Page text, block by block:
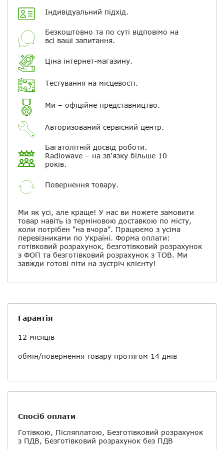
Індивідуальний підхід.
Безкоштовно та по суті відповімо на
всі ваші запитання.
Ціна інтернет-магазину.
Тестування на місцевості.
Ми – офіційне представництво.
Авторизований сервісний центр.
Багатолітній досвід роботи.
Radiowave – на зв'язку більше 10
років.
Повернення товару.
Ми як усі, але краще! У нас ви можете замовити
товар навіть із терміновою доставкою по місту,
коли потрібен "на вчора". Працюємо з усіма
перевізниками по Україні. Форма оплати:
готівковий розрахунок, безготівковий розрахунок
з ФОП та безготівковий розрахунок з ТОВ. Ми
завжди готові піти на зустріч клієнту!
Гарантія
12 місяців
обмін/повернення товару протягом 14 днів
Спосіб оплати
Готівкою, Післяплатою, Безготівковий розрахунок
з ПДВ, Безготівковий розрахунок без ПДВ
+ Вибрати файли
Ваше ім'я
Електронна пошта
Повідомляти про відповіді по
Скасувати Залишити відгук